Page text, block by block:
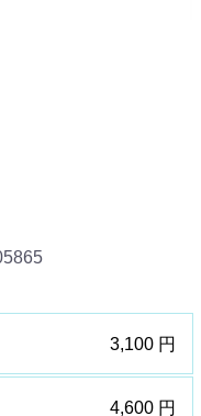
3,100 円
4,600 円